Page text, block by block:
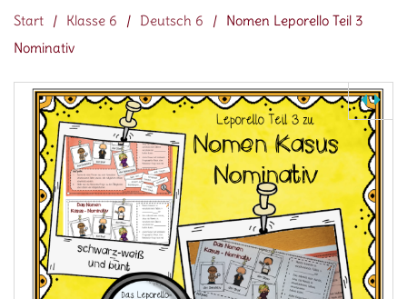
Start / Klasse 6 / Deutsch 6 / Nomen Leporello Teil 3
Nominativ